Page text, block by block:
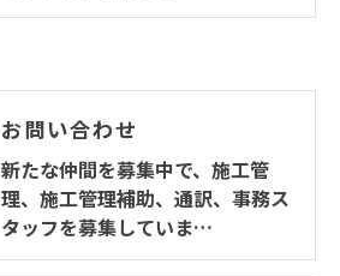
お問い合わせ
新たな仲間を募集中で、施工管
理、施工管理補助、通訳、事務ス
タッフを募集していま…